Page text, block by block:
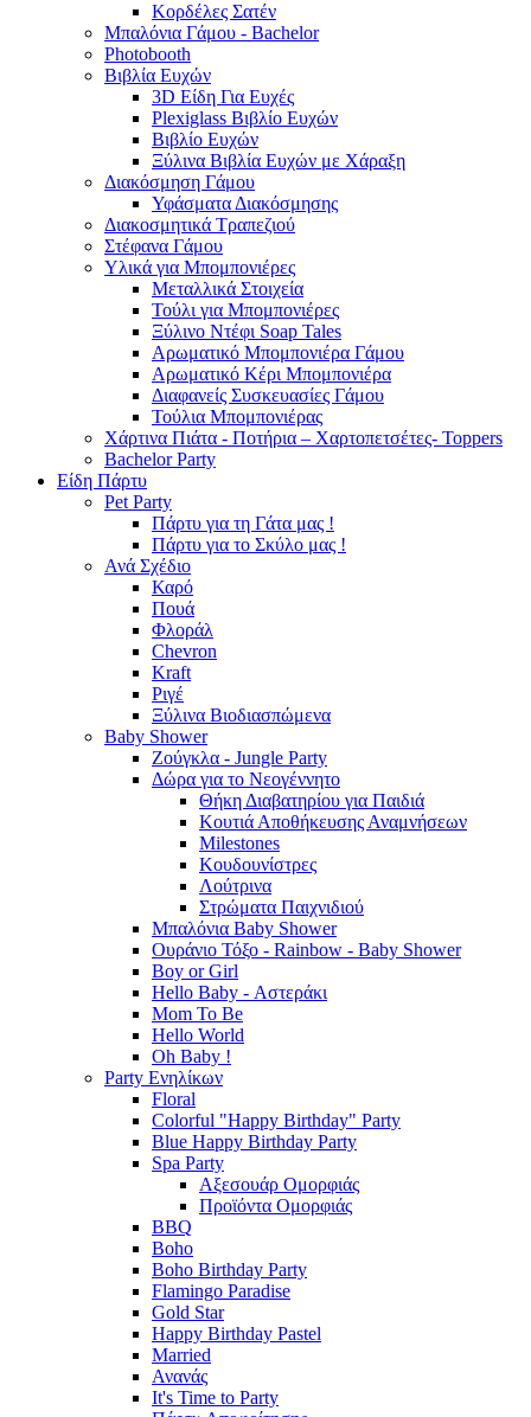
Κορδέλες Σατέν
Μπαλόνια Γάμου - Bachelor
Photobooth
Βιβλία Ευχών
3D Είδη Για Ευχές
Plexiglass Βιβλίο Ευχών
Βιβλίο Ευχών
Ξύλινα Βιβλία Ευχών με Χάραξη
Διακόσμηση Γάμου
Υφάσματα Διακόσμησης
Διακοσμητικά Τραπεζιού
Στέφανα Γάμου
Υλικά για Μπομπονιέρες
Μεταλλικά Στοιχεία
Τούλι για Μπομπονιέρες
Ξύλινο Ντέφι Soap Tales
Αρωματικό Μπομπονιέρα Γάμου
Αρωματικό Κέρι Μπομπονιέρα
Διαφανείς Συσκευασίες Γάμου
Τούλια Μπομπονιέρας
Χάρτινα Πιάτα - Ποτήρια – Χαρτοπετσέτες- Toppers
Bachelor Party
Είδη Πάρτυ
Pet Party
Πάρτυ για τη Γάτα μας !
Πάρτυ για το Σκύλο μας !
Ανά Σχέδιο
Καρό
Πουά
Φλοράλ
Chevron
Kraft
Ριγέ
Ξύλινα Βιοδιασπώμενα
Baby Shower
Ζούγκλα - Jungle Party
Δώρα για το Νεογέννητο
Θήκη Διαβατηρίου για Παιδιά
Κουτιά Αποθήκευσης Αναμνήσεων
Milestones
Κουδουνίστρες
Λούτρινα
Στρώματα Παιχνιδιού
Μπαλόνια Baby Shower
Ουράνιο Τόξο - Rainbow - Baby Shower
Boy or Girl
Hello Baby - Αστεράκι
Mom To Be
Hello World
Oh Baby !
Party Ενηλίκων
Floral
Colorful "Happy Birthday" Party
Blue Happy Birthday Party
Spa Party
Αξεσουάρ Ομορφιάς
Προϊόντα Ομορφιάς
BBQ
Boho
Boho Birthday Party
Flamingo Paradise
Gold Star
Happy Birthday Pastel
Married
Ανανάς
It's Time to Party